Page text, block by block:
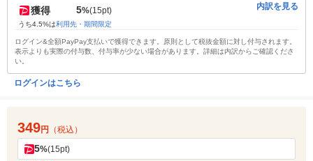
獲得 5%(15pt)
うち4.5%は利用先・期間限定
内訳を見る
ログイン&全額PayPay支払いで獲得できます。原則として税抜金額に対し付与されます。
表示よりも実際の付与数、付与率が少ない場合があります。詳細は内訳からご確認くださ
い。
ログインはこちら
349円 （税込）
5%(15pt)